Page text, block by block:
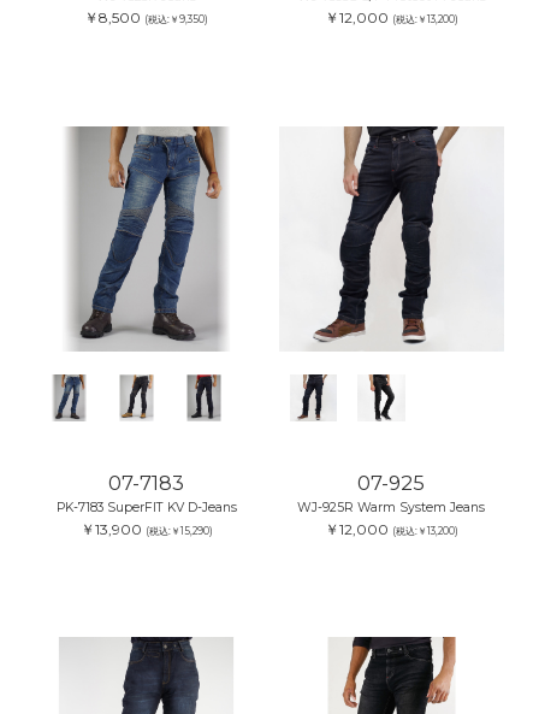
￥8,500 (税込:￥9,350) ￥12,000 (税込:￥13,200)
07-7183
PK-7183 SuperFIT KV D-Jeans
￥13,900 (税込:￥15,290)
07-925
WJ-925R Warm System Jeans
￥12,000 (税込:￥13,200)